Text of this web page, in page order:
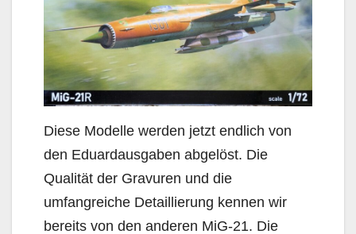
Diese Modelle werden jetzt endlich von
den Eduardausgaben abgelöst. Die
Qualität der Gravuren und die
umfangreiche Detaillierung kennen wir
bereits von den anderen MiG-21. Die